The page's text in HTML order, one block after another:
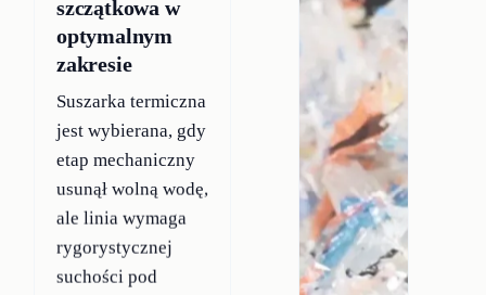
szczątkowa w
optymalnym
zakresie
Suszarka termiczna
jest wybierana, gdy
etap mechaniczny
usunął wolną wodę,
ale linia wymaga
rygorystycznej
suchości pod